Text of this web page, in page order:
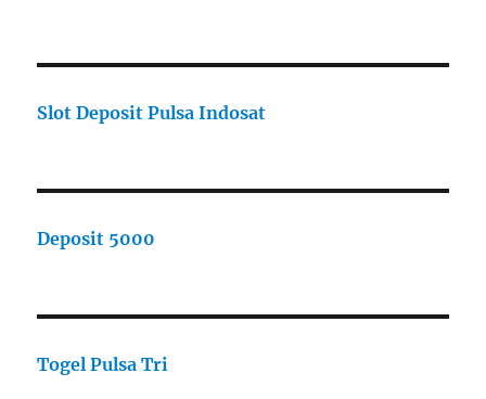
Slot Deposit Pulsa Indosat
Deposit 5000
Togel Pulsa Tri